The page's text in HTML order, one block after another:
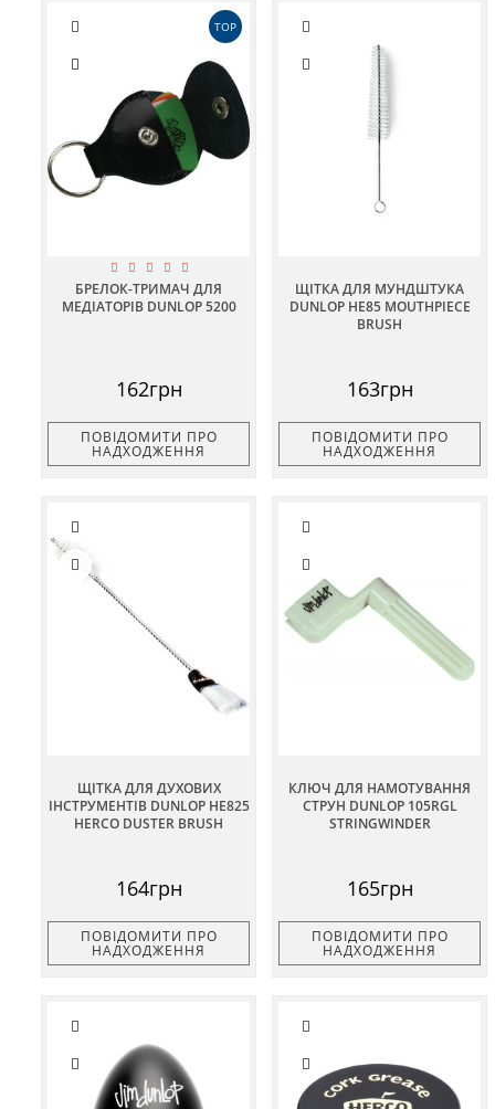
TOP
БРЕЛОК-ТРИМАЧ ДЛЯ
МЕДІАТОРІВ DUNLOP 5200
162грн
ПОВІДОМИТИ ПРО
НАДХОДЖЕННЯ
ЩІТКА ДЛЯ МУНДШТУКА
DUNLOP HE85 MOUTHPIECE
BRUSH
163грн
ПОВІДОМИТИ ПРО
НАДХОДЖЕННЯ
ЩІТКА ДЛЯ ДУХОВИХ
ІНСТРУМЕНТІВ DUNLOP HE825
HERCO DUSTER BRUSH
164грн
ПОВІДОМИТИ ПРО
НАДХОДЖЕННЯ
КЛЮЧ ДЛЯ НАМОТУВАННЯ
СТРУН DUNLOP 105RGL
STRINGWINDER
165грн
ПОВІДОМИТИ ПРО
НАДХОДЖЕННЯ